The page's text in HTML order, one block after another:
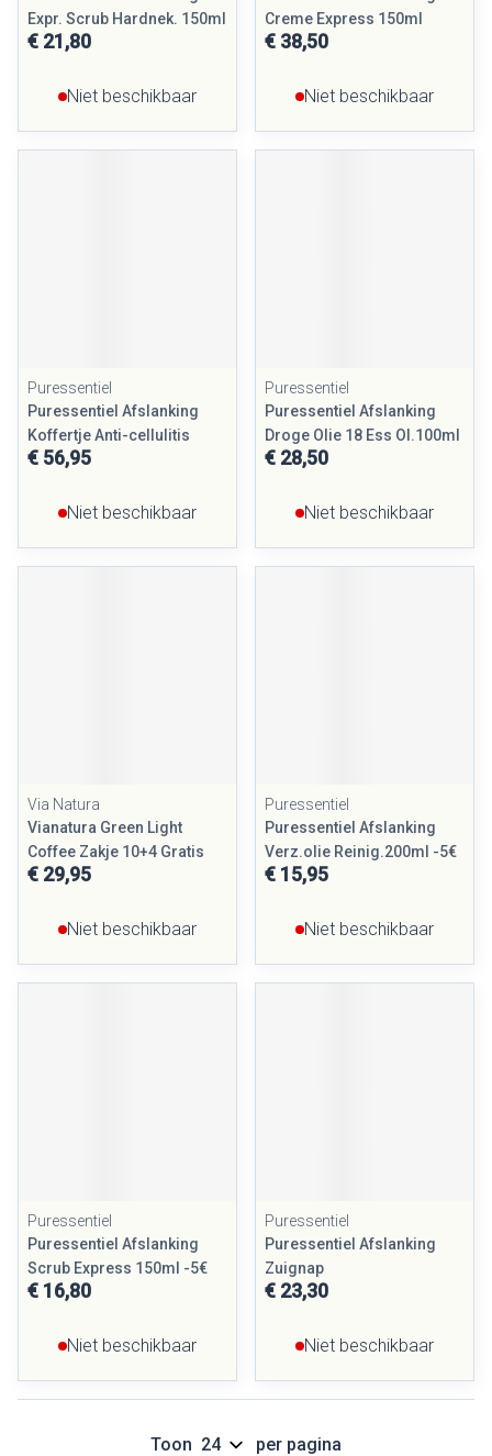
Expr. Scrub Hardnek. 150ml
€ 21,80
Niet beschikbaar
Creme Express 150ml
€ 38,50
Niet beschikbaar
Puressentiel
Puressentiel Afslanking
Koffertje Anti-cellulitis
€ 56,95
Niet beschikbaar
Puressentiel
Puressentiel Afslanking
Droge Olie 18 Ess Ol.100ml
€ 28,50
Niet beschikbaar
Via Natura
Vianatura Green Light
Coffee Zakje 10+4 Gratis
€ 29,95
Niet beschikbaar
Puressentiel
Puressentiel Afslanking
Verz.olie Reinig.200ml -5€
€ 15,95
Niet beschikbaar
Puressentiel
Puressentiel Afslanking
Scrub Express 150ml -5€
€ 16,80
Niet beschikbaar
Puressentiel
Puressentiel Afslanking
Zuignap
€ 23,30
Niet beschikbaar
Toon per pagina